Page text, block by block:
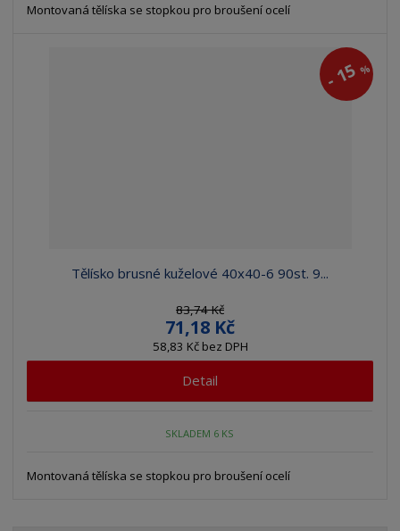
Montovaná tělíska se stopkou pro broušení ocelí
-15%
Tělísko brusné kuželové 40x40-6 90st. 9...
83,74 Kč
71,18 Kč
58,83 Kč bez DPH
Detail
SKLADEM 6 KS
Montovaná tělíska se stopkou pro broušení ocelí